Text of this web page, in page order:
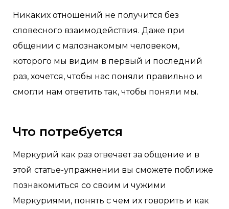
Никаких отношений не получится без
словесного взаимодействия. Даже при
общении с малознакомым человеком,
которого мы видим в первый и последний
раз, хочется, чтобы нас поняли правильно и
смогли нам ответить так, чтобы поняли мы.
Что потребуется
Меркурий как раз отвечает за общение и в
этой статье-упражнении вы сможете поближе
познакомиться со своим и чужими
Меркуриями, понять с чем их говорить и как